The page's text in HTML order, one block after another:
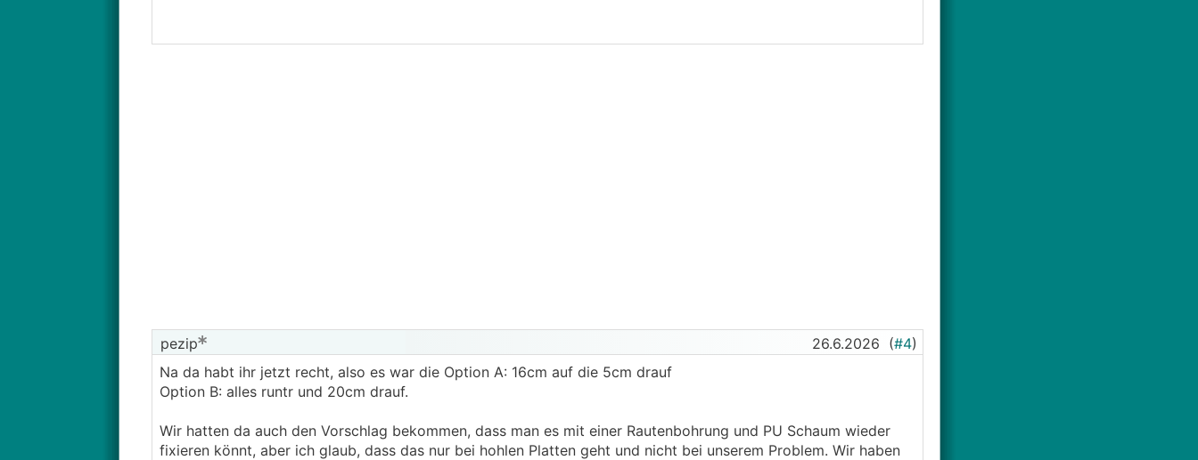
runter die einzige richtige entscheidung.
pezip 26.6.2026 (#4)
Na da habt ihr jetzt recht, also es war die Option A: 16cm auf die 5cm drauf
Option B: alles runtr und 20cm drauf.
Wir hatten da auch den Vorschlag bekommen, dass man es mit einer Rautenbohrung und PU Schaum wieder
fixieren könnt, aber ich glaub, dass das nur bei hohlen Platten geht und nicht bei unserem Problem. Wir haben